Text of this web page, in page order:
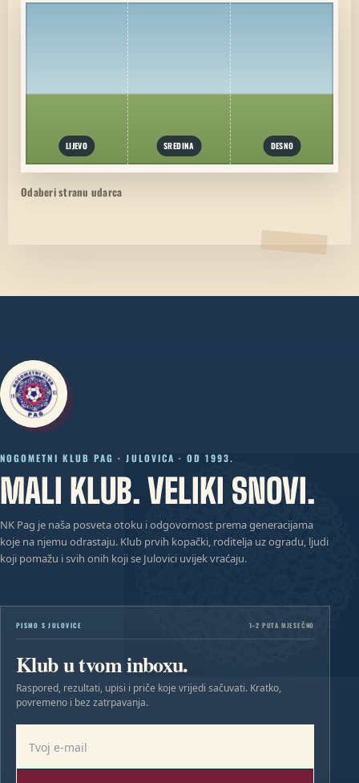
LIJEVO SREDINA DESNO
Odaberi stranu udarca
NOGOMETNI KLUB PAG · JULOVICA · OD 1993.
MALI KLUB. VELIKI SNOVI.
NK Pag je naša posveta otoku i odgovornost prema generacijama
koje na njemu odrastaju. Klub prvih kopački, roditelja uz ogradu, ljudi
koji pomažu i svih onih koji se Julovici uvijek vraćaju.
PISMO S JULOVICE 1–2 PUTA MJESEČNO
Klub u tvom inboxu.
Raspored, rezultati, upisi i priče koje vrijedi sačuvati. Kratko,
povremeno i bez zatrpavanja.